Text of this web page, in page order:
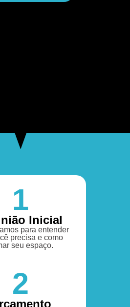
1
Inicial
para entender
precisa e como
seu espaço.
2